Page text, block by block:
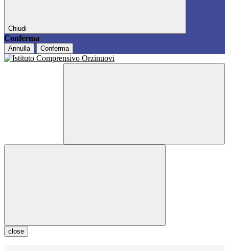
Chiudi
Conferma
Annulla Conferma
close